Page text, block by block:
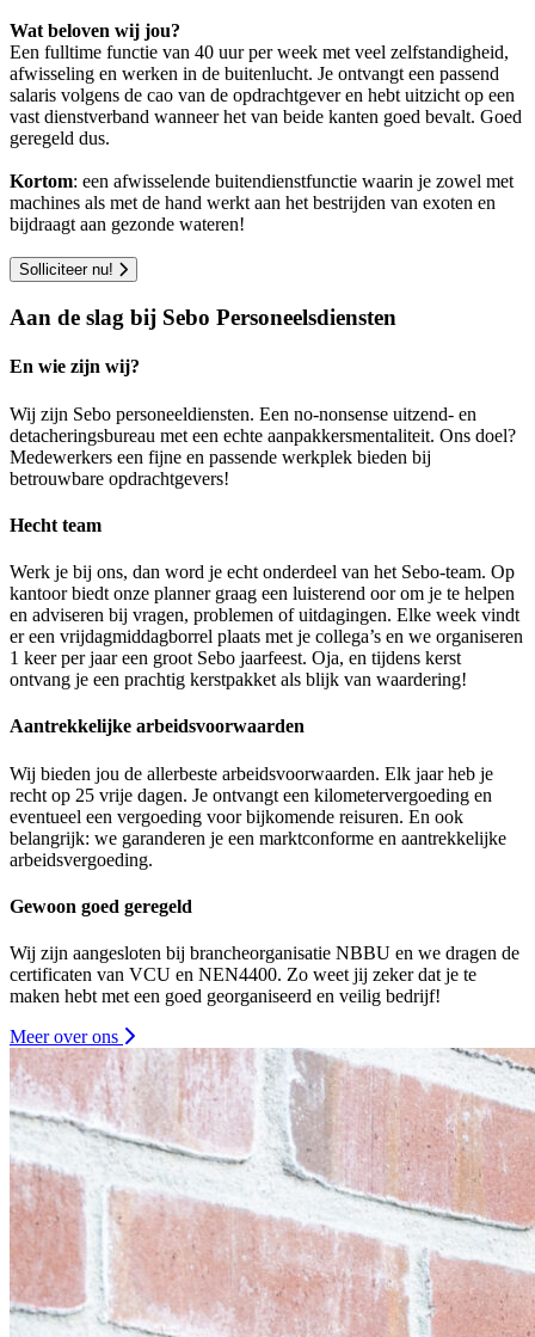
Wat beloven wij jou?
Een fulltime functie van 40 uur per week met veel zelfstandigheid,
afwisseling en werken in de buitenlucht. Je ontvangt een passend
salaris volgens de cao van de opdrachtgever en hebt uitzicht op een
vast dienstverband wanneer het van beide kanten goed bevalt. Goed
geregeld dus.
Kortom: een afwisselende buitendienstfunctie waarin je zowel met
machines als met de hand werkt aan het bestrijden van exoten en
bijdraagt aan gezonde wateren!
Solliciteer nu!
Aan de slag bij Sebo Personeelsdiensten
En wie zijn wij?
Wij zijn Sebo personeeldiensten. Een no-nonsense uitzend- en
detacheringsbureau met een echte aanpakkersmentaliteit. Ons doel?
Medewerkers een fijne en passende werkplek bieden bij
betrouwbare opdrachtgevers!
Hecht team
Werk je bij ons, dan word je echt onderdeel van het Sebo-team. Op
kantoor biedt onze planner graag een luisterend oor om je te helpen
en adviseren bij vragen, problemen of uitdagingen. Elke week vindt
er een vrijdagmiddagborrel plaats met je collega’s en we organiseren
1 keer per jaar een groot Sebo jaarfeest. Oja, en tijdens kerst
ontvang je een prachtig kerstpakket als blijk van waardering!
Aantrekkelijke arbeidsvoorwaarden
Wij bieden jou de allerbeste arbeidsvoorwaarden. Elk jaar heb je
recht op 25 vrije dagen. Je ontvangt een kilometervergoeding en
eventueel een vergoeding voor bijkomende reisuren. En ook
belangrijk: we garanderen je een marktconforme en aantrekkelijke
arbeidsvergoeding.
Gewoon goed geregeld
Wij zijn aangesloten bij brancheorganisatie NBBU en we dragen de
certificaten van VCU en NEN4400. Zo weet jij zeker dat je te
maken hebt met een goed georganiseerd en veilig bedrijf!
Meer over ons